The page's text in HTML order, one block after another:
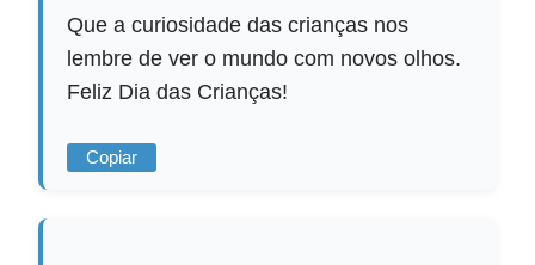
Que a curiosidade das crianças nos
lembre de ver o mundo com novos olhos.
Feliz Dia das Crianças!
Copiar